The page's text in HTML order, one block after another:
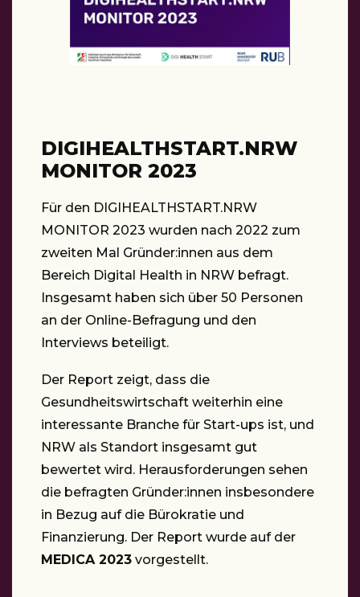
DIGIHEALTHSTART.NRW
MONITOR 2023
Für den DIGIHEALTHSTART.NRW
MONITOR 2023 wurden nach 2022 zum
zweiten Mal Gründer:innen aus dem
Bereich Digital Health in NRW befragt.
Insgesamt haben sich über 50 Personen
an der Online-Befragung und den
Interviews beteiligt.
Der Report zeigt, dass die
Gesundheitswirtschaft weiterhin eine
interessante Branche für Start-ups ist, und
NRW als Standort insgesamt gut
bewertet wird. Herausforderungen sehen
die befragten Gründer:innen insbesondere
in Bezug auf die Bürokratie und
Finanzierung. Der Report wurde auf der
MEDICA 2023 vorgestellt.